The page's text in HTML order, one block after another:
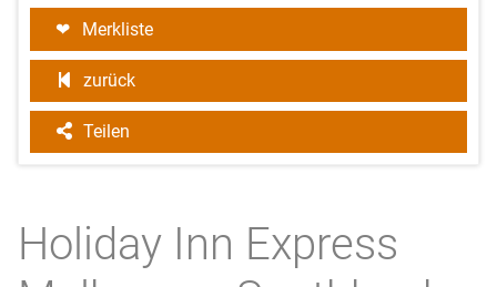
Merkliste
zurück
Teilen
Holiday Inn Express